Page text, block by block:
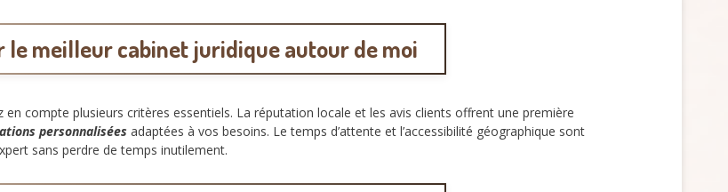
le meilleur cabinet juridique autour de moi
en compte plusieurs critères essentiels. La réputation locale et les avis clients offrent une première
personnalisées adaptées à vos besoins. Le temps d’attente et l’accessibilité géographique sont
sans perdre de temps inutilement.